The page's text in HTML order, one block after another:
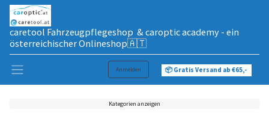
caretool Fahrzeugpflegeshop & caroptic academy - ein
österreichischer Onlineshop🇦🇹
Anmelden 📦 Gratis Versand ab €65,-
Kategorien anzeigen